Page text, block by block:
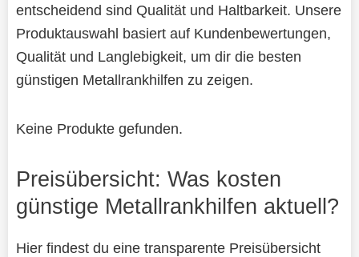
entscheidend sind Qualität und Haltbarkeit. Unsere
Produktauswahl basiert auf Kundenbewertungen,
Qualität und Langlebigkeit, um dir die besten
günstigen Metallrankhilfen zu zeigen.
Keine Produkte gefunden.
Preisübersicht: Was kosten
günstige Metallrankhilfen aktuell?
Hier findest du eine transparente Preisübersicht